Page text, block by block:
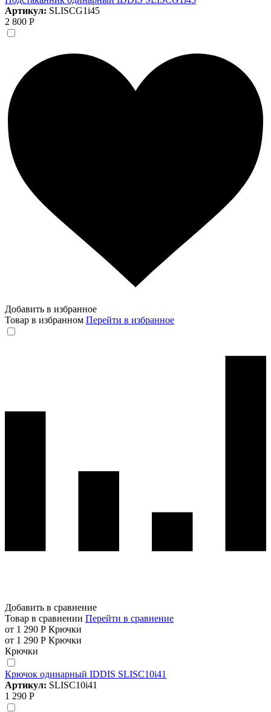
Артикул: SLISCG1i45
2 800 Р
Добавить в избранное
Товар в избранном Перейти в избранное
Добавить в сравнение
Товар в сравнении Перейти в сравнение
от 1 290 Р Крючки
от 1 290 Р Крючки
Крючки
Крючок одинарный IDDIS SLISC10i41
Артикул: SLISC10i41
1 290 Р